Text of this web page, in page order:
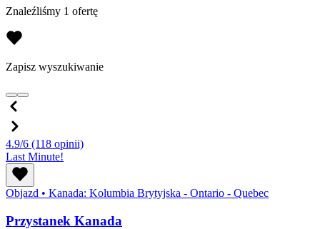
Znaleźliśmy 1 ofertę
Zapisz wyszukiwanie
4.9/6 (118 opinii)
Last Minute!
Objazd • Kanada: Kolumbia Brytyjska - Ontario - Quebec
Przystanek Kanada